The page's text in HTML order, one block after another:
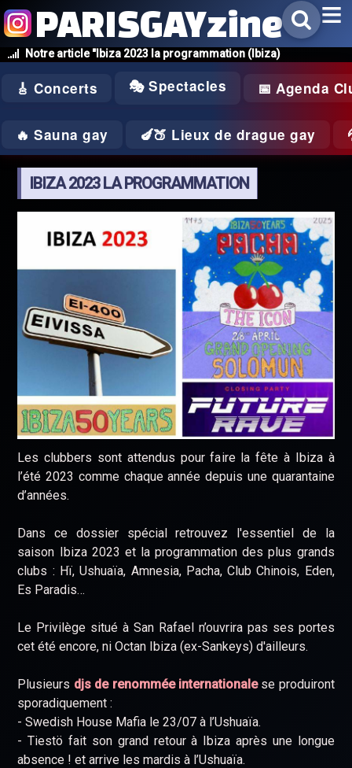
Notre article "Ibiza 2023 la programmation (Ibiza)
PARISGAYzine
🎸 Concerts 🎭 Spectacles 📅 Agenda
🔥 Sauna gay 🍆🍑 Lieux de drague gay
IBIZA 2023 LA PROGRAMMATION
Les clubbers sont attendus pour faire la fête à Ibiza à
l’été 2023 comme chaque année depuis une quarantaine
d’années.
Dans ce dossier spécial retrouvez l'essentiel de la
saison Ibiza 2023 et la programmation des plus grands
clubs : Hï, Ushuaïa, Amnesia, Pacha, Club Chinois, Eden,
Es Paradis…
Le Privilège situé à San Rafael n’ouvrira pas ses portes
cet été encore, ni Octan Ibiza (ex-Sankeys) d'ailleurs.
Plusieurs djs de renommée internationalese produiront
sporadiquement :
- Swedish House Mafia le 23/07 à l’Ushuaïa.
- Tiestö fait son grand retour à Ibiza après une longue
absence ! et arrive les mardis à l’Ushuaïa.